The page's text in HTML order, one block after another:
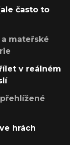
často to
mateřské
v reálném
hrách